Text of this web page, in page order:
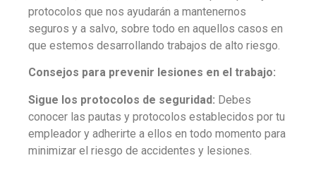
protocolos que nos ayudarán a mantenernos
seguros y a salvo, sobre todo en aquellos casos en
que estemos desarrollando trabajos de alto riesgo.
Consejos para prevenir lesiones en el trabajo:
Sigue los protocolos de seguridad: Debes
conocer las pautas y protocolos establecidos por tu
empleador y adherirte a ellos en todo momento para
minimizar el riesgo de accidentes y lesiones.